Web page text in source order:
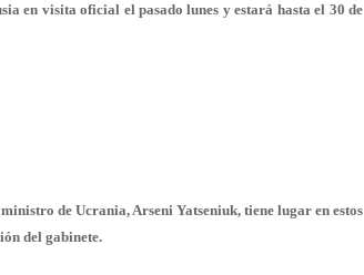
en visita oficial el pasado lunes y estará hasta el 30 de
de Ucrania, Arseni Yatseniuk, tiene lugar en estos
del gabinete.